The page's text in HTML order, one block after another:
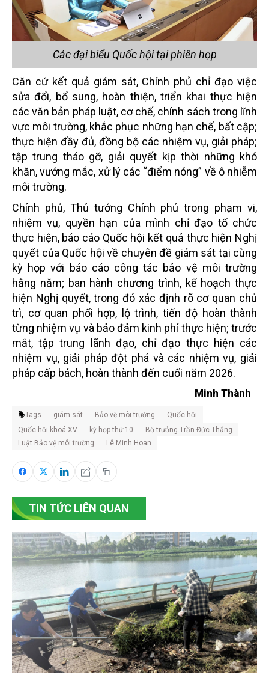
Các đại biểu Quốc hội tại phiên họp
Căn cứ kết quả giám sát, Chính phủ chỉ đạo việc
sửa đổi, bổ sung, hoàn thiện, triển khai thực hiện
các văn bản pháp luật, cơ chế, chính sách trong lĩnh
vực môi trường, khắc phục những hạn chế, bất cập;
thực hiện đầy đủ, đồng bộ các nhiệm vụ, giải pháp;
tập trung tháo gỡ, giải quyết kịp thời những khó
khăn, vướng mắc, xử lý các “điểm nóng” về ô nhiễm
môi trường.
Chính phủ, Thủ tướng Chính phủ trong phạm vi,
nhiệm vụ, quyền hạn của mình chỉ đạo tổ chức
thực hiện, báo cáo Quốc hội kết quả thực hiện Nghị
quyết của Quốc hội về chuyên đề giám sát tại cùng
kỳ họp với báo cáo công tác bảo vệ môi trường
hằng năm; ban hành chương trình, kế hoạch thực
hiện Nghị quyết, trong đó xác định rõ cơ quan chủ
trì, cơ quan phối hợp, lộ trình, tiến độ hoàn thành
từng nhiệm vụ và bảo đảm kinh phí thực hiện; trước
mắt, tập trung lãnh đạo, chỉ đạo thực hiện các
nhiệm vụ, giải pháp đột phá và các nhiệm vụ, giải
pháp cấp bách, hoàn thành đến cuối năm 2026.
Minh Thành
Tags giám sát Bảo vệ môi trường
Quốc hội
Quốc hội khoá XV
kỳ họp thứ 10
Bộ trưởng Trần Đức Thắng
Luật Bảo vệ môi trường
Lê Minh Hoan
TIN TỨC LIÊN QUAN